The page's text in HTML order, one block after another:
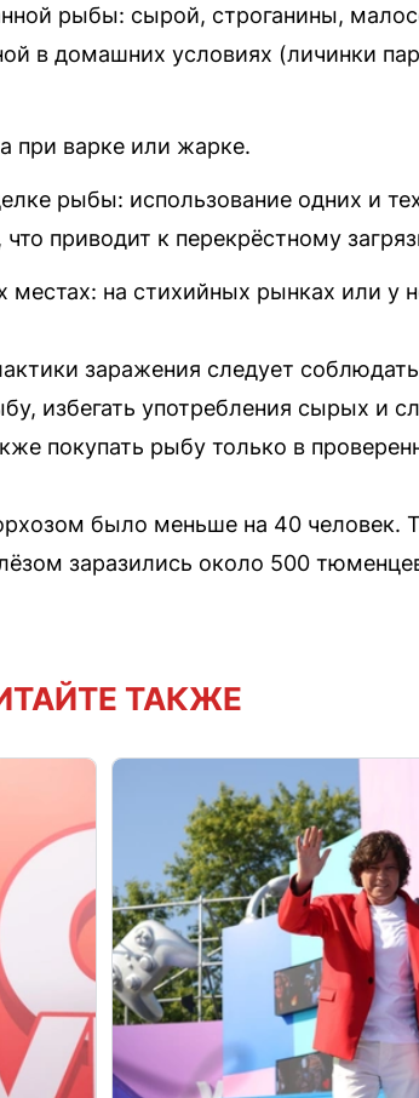
рыбы: сырой, строганины,
в домашних условиях (личинки
при варке или жарке.
рыбы: использование одних и
приводит к перекрёстному
на стихийных рынках или у
заражения следует
избегать употребления сырых и
покупать рыбу только в
было меньше на 40 человек.
заразились около 500
ТАКЖЕ